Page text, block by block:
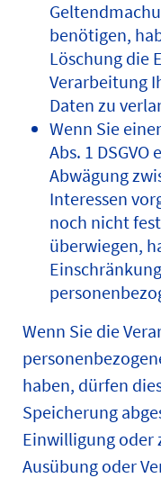
benötigen,
Löschung die
Verarbeitung
Daten zu
Wenn Sie
Abs. 1
Abwägung
Interessen
noch nicht
überwiegen,
Wenn Sie die
haben, dürfen
Speicherung
Einwilligung oder
Ausübung oder